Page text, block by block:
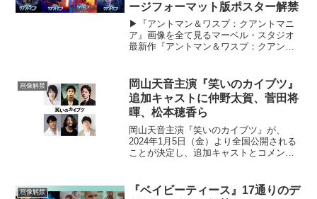
ージフォーマット版ポスター解禁
▶︎『アントマン＆ワスプ：クアントマニ
ア』画像を全て見るマーベル・スタジオ
最新作『アントマン＆ワスプ：クアント
し、IMAXをはじめとするラージフォーマ
ット版全4種のポ...
画像解禁
岡山天音主演『笑いのカイブツ』
追加キャストに仲野太賀、菅田将
暉、松本穂香ら
岡山天音主演『笑いのカイブツ』が、
2024年1月5日（金）より全国公開される
ことが決定し、追加キャストとコメン
者が増え、書籍化された“伝説のハガキ職
画像解禁
『ベイビーティース』17通りのデ